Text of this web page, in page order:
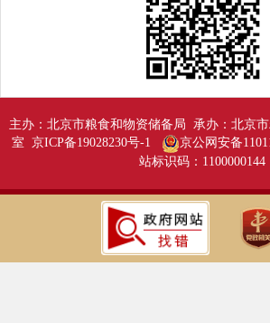
主办：北京市粮食和物资储备局 承办：北京
室 京ICP备19028230号-1
京公网安备
站标识码：1100000144